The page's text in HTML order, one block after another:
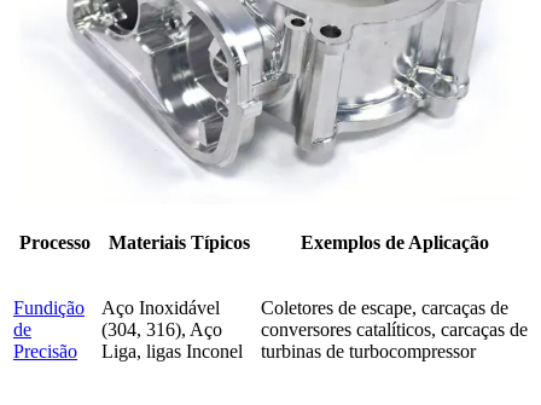
Processo Materiais Típicos Exemplos de Aplicação
Fundição
de
Precisão
Aço Inoxidável
(304, 316), Aço
Liga, ligas Inconel
Coletores de escape, carcaças de
conversores catalíticos, carcaças de
turbinas de turbocompressor